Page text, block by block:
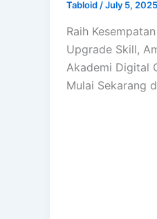
Tabloid /July 5, 2025
Raih
Upgrade Skill,
Akademi Digital
Mulai Sekarang